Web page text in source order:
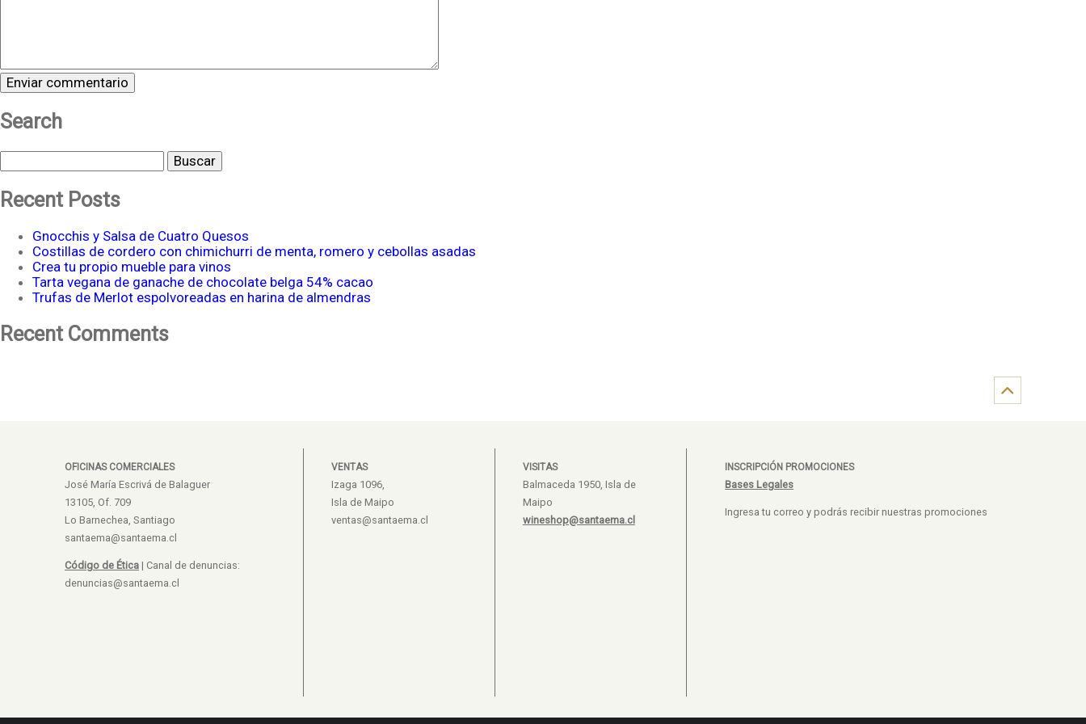
Search
Buscar
Recent Posts
Gnocchis y Salsa de Cuatro Quesos
Costillas de cordero con chimichurri de menta, romero y cebollas asadas
Crea tu propio mueble para vinos
Tarta vegana de ganache de chocolate belga 54% cacao
Trufas de Merlot espolvoreadas en harina de almendras
Recent Comments
OFICINAS COMERCIALES
José María Escrivá de Balaguer
13105, Of. 709
Lo Barnechea, Santiago
santaema@santaema.cl
Código de Ética | Canal de denuncias:
denuncias@santaema.cl
VENTAS
Izaga 1096,
Isla de Maipo
ventas@santaema.cl
VISITAS
Balmaceda 1950, Isla de
Maipo
wineshop@santaema.cl
INSCRIPCIÓN PROMOCIONES
Bases Legales
Ingresa tu correo y podrás recibir nuestras promociones